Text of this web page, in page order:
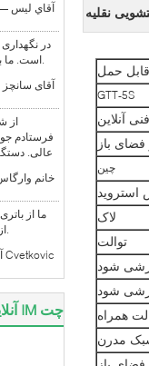
—— آقاي ليس
است. ما بیشتر شبیه شریک زندگی هستیم.
—— آقای سانچز
از
فرستادم
عالی.
—— خانم
ما از
از مولی برای تلاشهای اضافی شما.
—— آقای Cvetkovic
چت IM آنلاین در حال حاضر
نقلیه
حمل
GTT-5S
آنلاین
فضای باز
چین
استروید
لاک
توالت
شود
همراه
مدرن